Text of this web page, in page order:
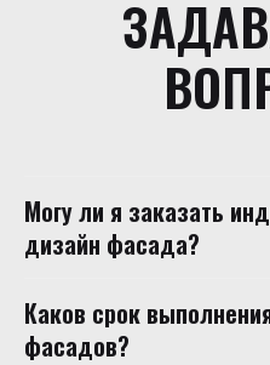
Могу ли я заказать
дизайн фасада?
Каков срок
фасадов?